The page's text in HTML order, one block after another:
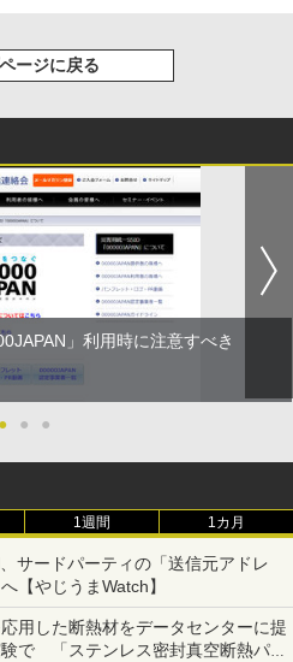
ージに戻る
」利用時に注意すべき
● ● ●
1週間 1カ月
サードパーティの「送信元アドレ
【やじうまWatch】
用した断熱材をデータセンターに提
で 「ステンレス密封真空断熱パネ